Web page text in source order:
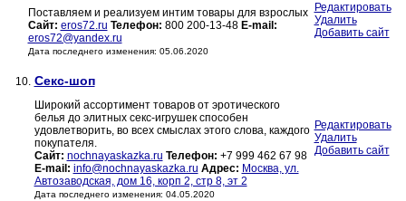
Поставляем и реализуем интим товары для взрослых
Сайт: eros72.ru Телефон: 800 200-13-48 E-mail:
eros72@yandex.ru
Дата последнего изменения: 05.06.2020
Редактировать
Удалить
Добавить сайт
10. Секс-шоп
Широкий ассортимент товаров от эротического
белья до элитных секс-игрушек способен
удовлетворить, во всех смыслах этого слова, каждого
покупателя.
Сайт: nochnayaskazka.ru Телефон: +7 999 462 67 98
E-mail: info@nochnayaskazka.ru Адрес: Москва, ул.
Автозаводская, дом 16, корп 2, стр 8, эт 2
Дата последнего изменения: 04.05.2020
Редактировать
Удалить
Добавить сайт